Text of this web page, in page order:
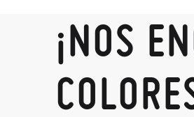
¡NOS